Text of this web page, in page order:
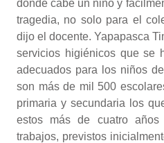
donde cabe un niño y
tragedia, no solo para el
dijo el docente. Yapapasca
servicios higiénicos que se
adecuados para los niños
son más de mil 500
primaria y secundaria los
estos más de cuatro
trabajos, previstos